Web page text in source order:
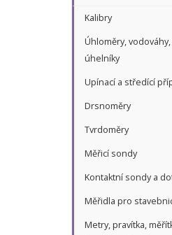
Kalibry
Úhloměry,
úhelníky
Upínací a středící
Drsnoměry
Tvrdoměry
Měřicí sondy
Kontaktní sondy a
Měřidla pro
Metry, pravítka,